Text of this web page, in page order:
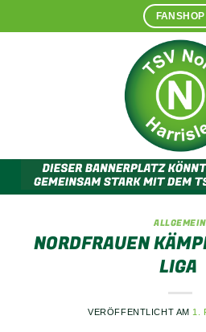
Inhalt
FANSHOP
ALLGEMEIN
NORDFRAUEN
LIGA
VERÖFFENTLICHT AM 1.